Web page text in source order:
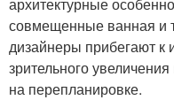
совмещенные ванная и
дизайнеры прибегают к
зрительного
на перепланировке.